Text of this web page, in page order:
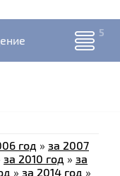
год » за 2007
за 2010 год » за
» за 2014 год »